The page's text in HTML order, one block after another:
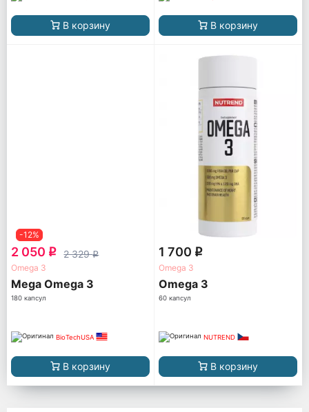
В корзину В корзину
-12%
2 050 q 2 329q
Omega 3
Mega Omega 3
180 капсул
BioTechUSA
В корзину
1 700 q
Omega 3
Omega 3
60 капсул
NUTREND
В корзину